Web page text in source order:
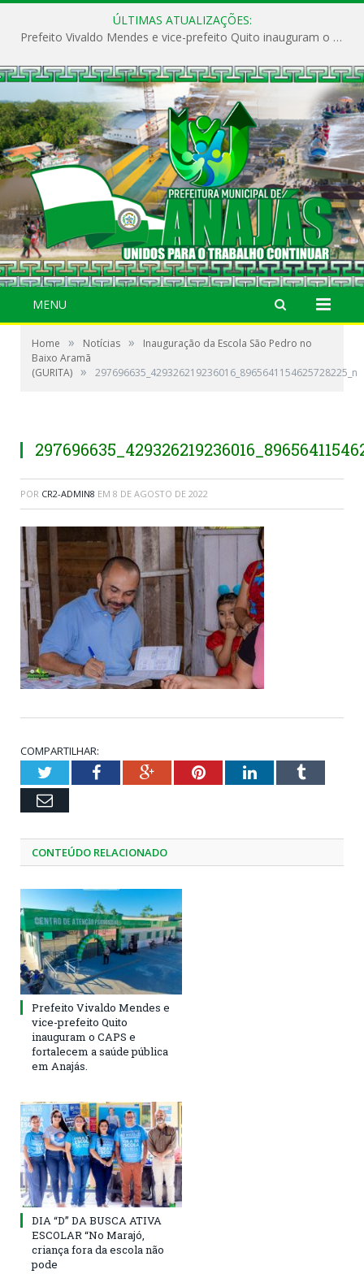
ÚLTIMAS ATUALIZAÇÕES:
Prefeito Vivaldo Mendes e vice-prefeito Quito inauguram o CAPS e fortalecem a saúde pública em Anajás.
MENU
Home » Notícias »
Inauguração da Escola São Pedro no
Baixo Aramã
(GURITA) » 297696635_429326219236016_8965641154625728225_n
POR CR2-ADMIN8 EM 8 DE AGOSTO DE 2022
COMPARTILHAR:
TwitterFacebookGoogle+PinterestLinkedInTumblr
Email
CONTEÚDO RELACIONADO
Prefeito Vivaldo Mendes e
vice-prefeito Quito
inauguram o CAPS e
fortalecem a saúde pública
em Anajás.
DIA “D” DA BUSCA ATIVA
ESCOLAR “No Marajó,
criança fora da escola não
pode